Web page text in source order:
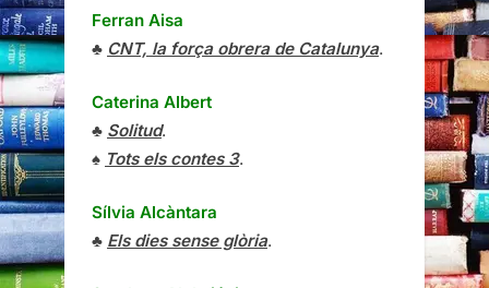
Ferran Aisa
♣ CNT, la força obrera de Catalunya.
Caterina Albert
♣ Solitud.
♠ Tots els contes 3.
Sílvia Alcàntara
♣ Els dies sense glòria.